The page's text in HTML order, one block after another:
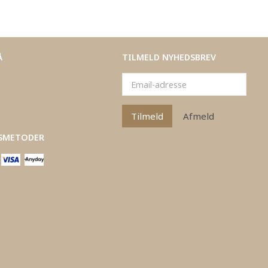
TILMELD NYHEDSBREV
adresse
Tilmeld Afmeld